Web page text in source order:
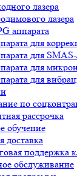
лазера
лазера
аппарата
для
для
для
для
по
рассрочка
обучение
доставка
поддержка
обслуживание